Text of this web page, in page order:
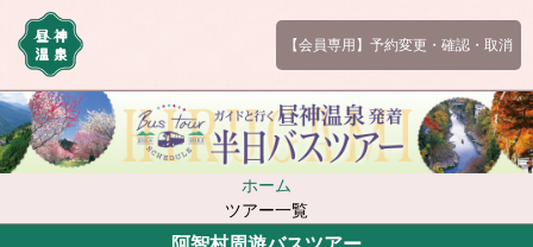
【会員専用】予約変更・確認・取消
ホーム
ツアー一覧